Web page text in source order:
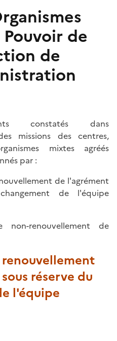
Pouvoir de
de
constatés dans
missions des centres,
mixtes agréés
par :
de l'agrément
de l'équipe
renouvellement de
réserve du
l'équipe